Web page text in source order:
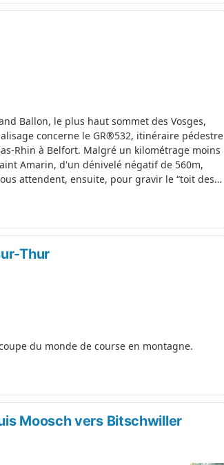
Ballon, le plus haut sommet des Vosges,
concerne le GR®532, itinéraire pédestre
Rhin à Belfort. Malgré un kilométrage moins
Amarin, d'un dénivelé négatif de 560m,
attendent, ensuite, pour gravir le “toit des
Thur
du monde de course en montagne.
Moosch vers Bitschwiller